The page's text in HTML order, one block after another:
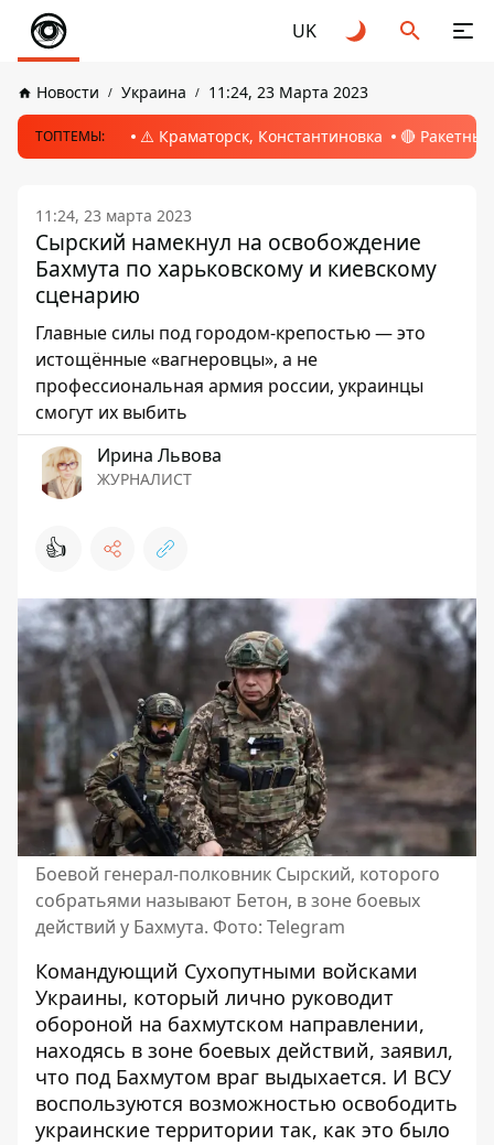
UK
Новости Украина 11:24, 23 Марта 2023
ТОПТЕМЫ: ⚠️ Краматорск, Константиновка 🔴
11:24, 23 марта 2023
Сырский намекнул на освобождение
Бахмута по харьковскому и киевскому
сценарию
Главные силы под городом-крепостью — это
истощённые «вагнеровцы», а не
профессиональная армия россии, украинцы
смогут их выбить
Ирина Львова
ЖУРНАЛИСТ
👍
Боевой генерал-полковник Сырский, которого
собратьями называют Бетон, в зоне боевых
действий у Бахмута. Фото: Telegram
Командующий Сухопутными войсками
Украины, который лично руководит
обороной на бахмутском направлении,
находясь в зоне боевых действий, заявил,
что под Бахмутом враг выдыхается. И ВСУ
воспользуются возможностью освободить
украинские территории так, как это было